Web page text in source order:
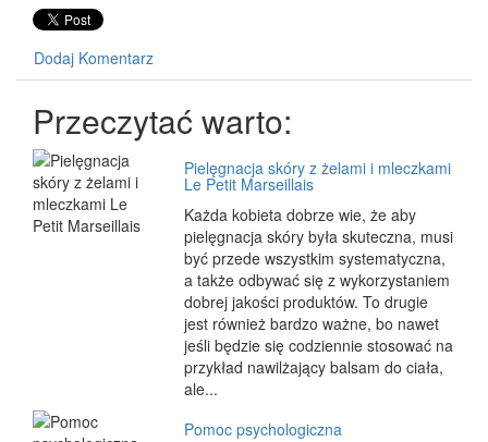
Dodaj Komentarz
Przeczytać warto:
Pielęgnacja skóry z żelami i mleczkami
Le Petit Marseillais
Każda kobieta dobrze wie, że aby
pielęgnacja skóry była skuteczna, musi
być przede wszystkim systematyczna,
a także odbywać się z wykorzystaniem
dobrej jakości produktów. To drugie
jest również bardzo ważne, bo nawet
jeśli będzie się codziennie stosować na
przykład nawilżający balsam do ciała,
ale...
Pomoc psychologiczna